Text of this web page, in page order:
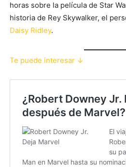
horas sobre la película de Star
historia de Rey Skywalker, el
Daisy Ridley.
Te puede interesar ↓